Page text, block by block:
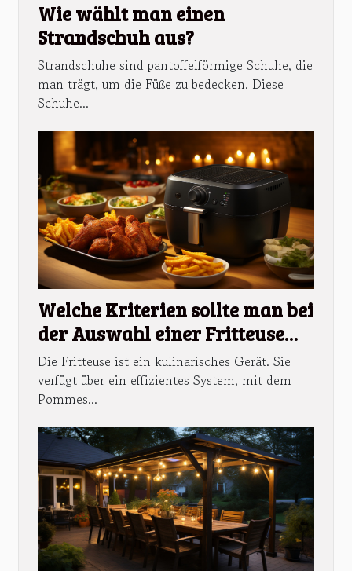
Wie wählt man einen
Strandschuh aus?
Strandschuhe sind pantoffelförmige Schuhe, die
man trägt, um die Füße zu bedecken. Diese
Schuhe...
Welche Kriterien sollte man bei
der Auswahl einer Fritteuse
beachten?
Die Fritteuse ist ein kulinarisches Gerät. Sie
verfügt über ein effizientes System, mit dem
Pommes...